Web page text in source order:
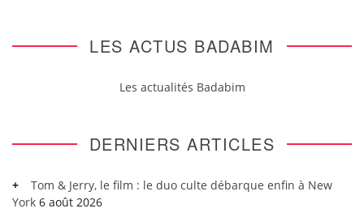
LES ACTUS BADABIM
Les actualités Badabim
DERNIERS ARTICLES
Tom & Jerry, le film : le duo culte débarque enfin à New
York 6 août 2026